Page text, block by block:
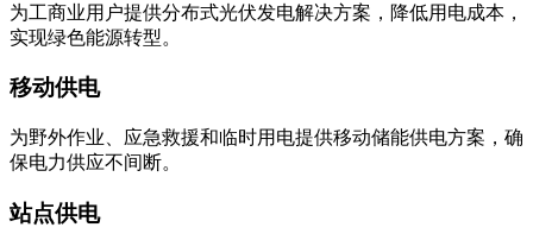
为工商业用户提供分布式光伏发电解决方案，降低用电成本，
实现绿色能源转型。
移动供电
为野外作业、应急救援和临时用电提供移动储能供电方案，确
保电力供应不间断。
站点供电